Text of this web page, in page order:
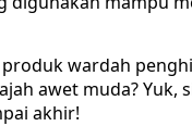
produk wardah
awet muda? Yuk,
akhir!